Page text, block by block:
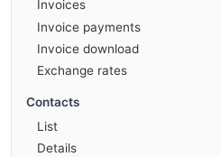
Invoices
Invoice payments
Invoice download
Exchange rates
Contacts
List
Details